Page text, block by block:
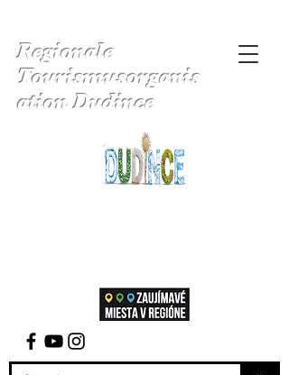
Regionale
Tourismusorganis
ation Dudince